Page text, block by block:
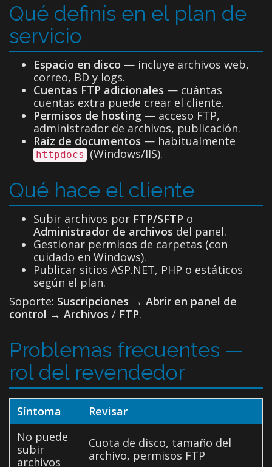
Qué definís en el plan de
servicio
Espacio en disco — incluye archivos web,
correo, BD y logs.
Cuentas FTP adicionales — cuántas
cuentas extra puede crear el cliente.
Permisos de hosting — acceso FTP,
administrador de archivos, publicación.
Raíz de documentos — habitualmente
httpdocs (Windows/IIS).
Qué hace el cliente
Subir archivos por FTP/SFTP o
Administrador de archivos del panel.
Gestionar permisos de carpetas (con
cuidado en Windows).
Publicar sitios ASP.NET, PHP o estáticos
según el plan.
Soporte: Suscripciones → Abrir en panel de
control → Archivos / FTP.
Problemas frecuentes —
rol del revendedor
Síntoma
Revisar
No puede
subir
archivos
Cuota de disco, tamaño del
archivo, permisos FTP